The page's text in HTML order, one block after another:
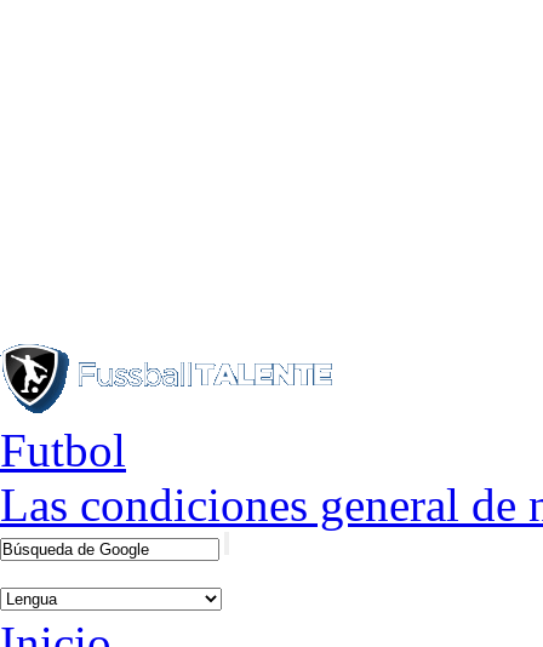
Futbol
Las condiciones general de